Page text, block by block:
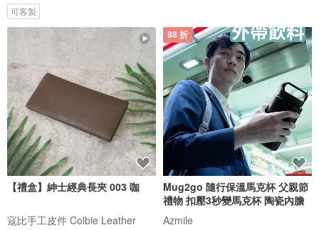
可客製
【禮盒】紳士經典長夾 003 咖
寇比手工皮件 Colbie Leather
88 折
Mug2go 隨行保溫馬克杯 父親節
禮物 扣壓3秒變馬克杯 陶瓷內膽
Azmile